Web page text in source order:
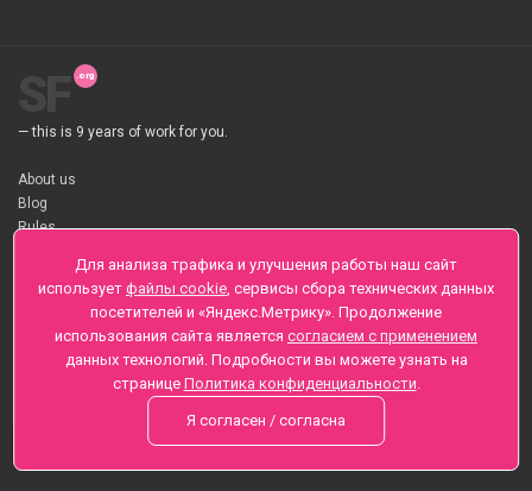
— this is 9 years of work for you.
About us
Blog
Rules
About flower Delivery
Payment
Telegramm
Sankt-Peterburg, Zaozernaya 6
+7 (812) 425-01-16
Questions? Call 24 hours
Для анализа трафика и улучшения работы наш сайт
использует файлы cookie, сервисы сбора технических данных
посетителей и «Яндекс.Метрику». Продолжение
использования сайта является согласием с применением
данных технологий. Подробности вы можете узнать на
странице Политика конфиденциальности.
Я согласен / согласна